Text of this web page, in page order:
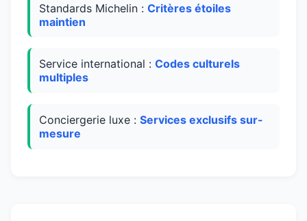
Standards Michelin : Critères étoiles
maintien
Service international : Codes culturels
multiples
Conciergerie luxe : Services exclusifs sur-
mesure